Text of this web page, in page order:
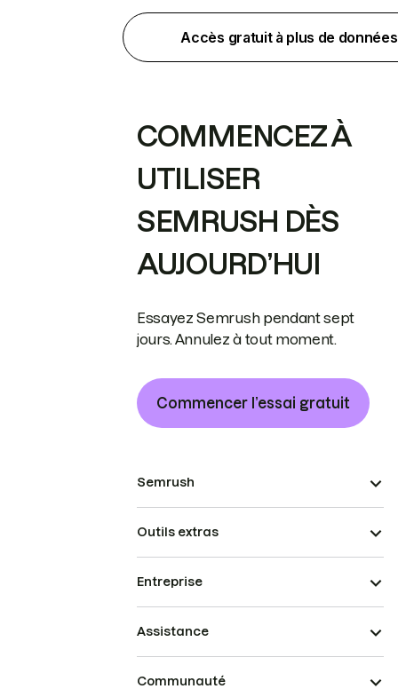
Accès gratuit à plus de données
COMMENCEZ À
UTILISER
SEMRUSH DÈS
AUJOURD’HUI
Essayez Semrush pendant sept
jours. Annulez à tout moment.
Commencer l’essai gratuit
Semrush
Outils extras
Entreprise
Assistance
Communauté